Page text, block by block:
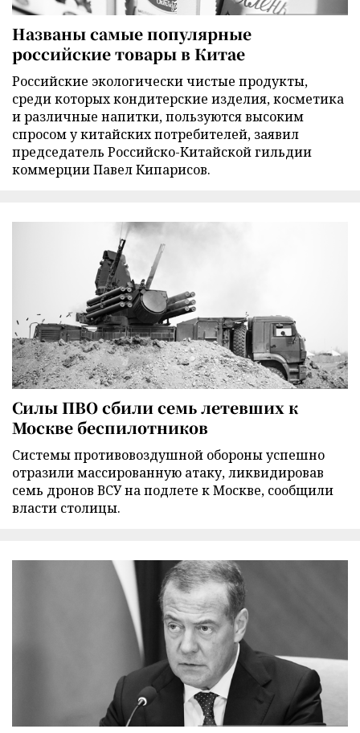
Названы самые популярные
российские товары в Китае
Российские экологически чистые продукты,
среди которых кондитерские изделия, косметика
и различные напитки, пользуются высоким
спросом у китайских потребителей, заявил
председатель Российско-Китайской гильдии
коммерции Павел Кипарисов.
Силы ПВО сбили семь летевших к
Москве беспилотников
Cистемы противовоздушной обороны успешно
отразили массированную атаку, ликвидировав
семь дронов ВСУ на подлете к Москве, сообщили
власти столицы.